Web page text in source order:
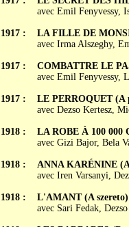
1917 :
1917 :
1917 :
1918 :
1918 :
1918 :
avec Emil Fenyvessy,
LA FILLE DE
avec Irma Alszeghy,
COMBATTRE LE
avec Emil Fenyvessy,
LE PERROQUET (A
avec Dezso Kertesz,
LA ROBE À 100 000
avec Gizi Bajor, Bela
ANNA KARÉNINE
avec Iren Varsanyi,
L'AMANT (A szereto)
avec Sari Fedak,